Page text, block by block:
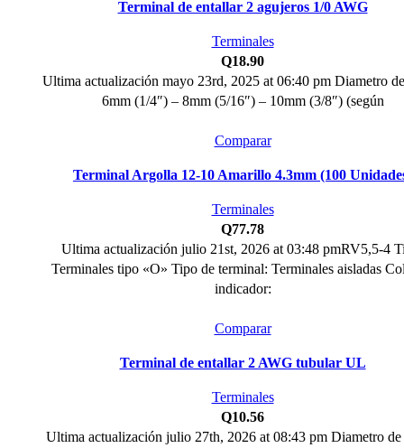
Terminal de entallar 2 agujeros 1/0 AWG
Terminales
Q18.90
Ultima actualización mayo 23rd, 2025 at 06:40 pm Diametro
6mm (1/4″) – 8mm (5/16″) – 10mm (3/8″) (según
Comparar
Terminal Argolla 12-10 Amarillo 4.3mm (100
Terminales
Q77.78
Ultima actualización julio 21st, 2026 at 03:48 pmRV5,5-4
Terminales tipo «O» Tipo de terminal: Terminales aisladas
indicador:
Comparar
Terminal de entallar 2 AWG tubular UL
Terminales
Q10.56
Ultima actualización julio 27th, 2026 at 08:43 pm Diametro de